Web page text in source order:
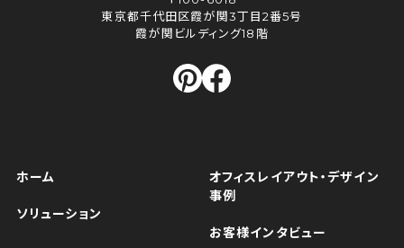
東京都千代田区霞が関3丁目2番5号
霞が関ビルディング18階
ホーム
ソリューション
オフィスレイアウト・デザイン
事例
お客様インタビュー